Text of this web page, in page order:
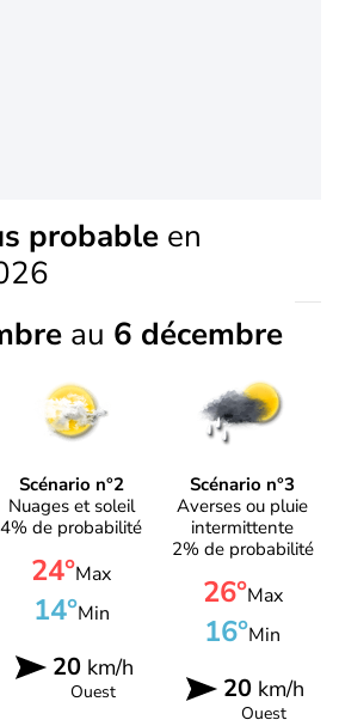
probable en
au 6 décembre
Scénario n°2
Nuages et soleil
4% de probabilité
24°Max
14°Min
20km/h
Ouest
Scénario n°3
Averses ou pluie
intermittente
2% de probabilité
26°Max
16°Min
20 km/h
Ouest